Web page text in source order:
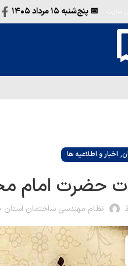
📅 پنج‌شنبه
, اخبار و اطلاعیه ها
حضرت امام
نظام مهندسی ساختمان استان